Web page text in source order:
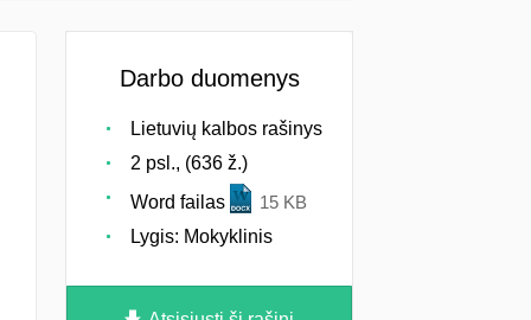
Darbo duomenys
Lietuvių kalbos rašinys
2 psl., (636 ž.)
Word failas
15 KB
Lygis: Mokyklinis